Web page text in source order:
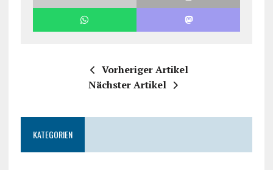
Vorheriger Artikel
Nächster Artikel
KATEGORIEN